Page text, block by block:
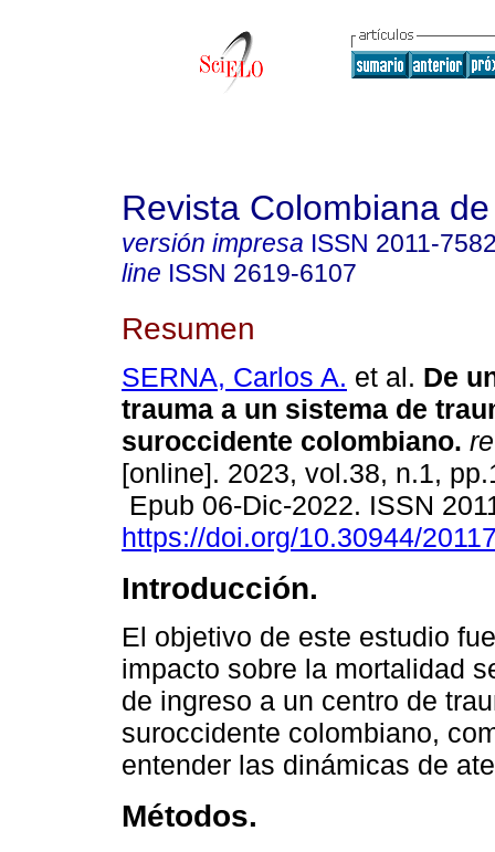
Revista Colombiana
versión impresa ISSN 2011-
line ISSN 2619-6107
Resumen
SERNA, Carlos A. et al. De
trauma a un sistema de
suroccidente colombiano.
[online]. 2023, vol.38, n.1,
Epub 06-Dic-2022. ISSN
https://doi.org/10.30944/
Introducción.
El objetivo de este estudio
impacto sobre la mortalidad
de ingreso a un centro de
suroccidente colombiano,
entender las dinámicas de
Métodos.